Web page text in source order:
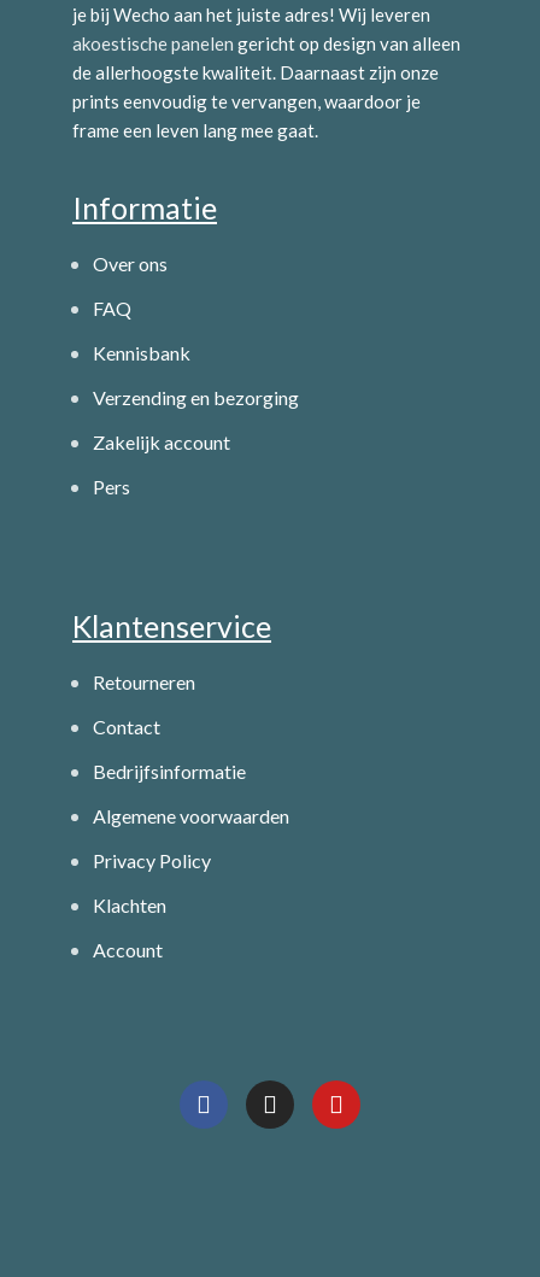
je bij Wecho aan het juiste adres! Wij leveren
akoestische panelen gericht op design van alleen
de allerhoogste kwaliteit. Daarnaast zijn onze
prints eenvoudig te vervangen, waardoor je
frame een leven lang mee gaat.
Informatie
Over ons
FAQ
Kennisbank
Verzending en bezorging
Zakelijk account
Pers
Klantenservice
Retourneren
Contact
Bedrijfsinformatie
Algemene voorwaarden
Privacy Policy
Klachten
Account